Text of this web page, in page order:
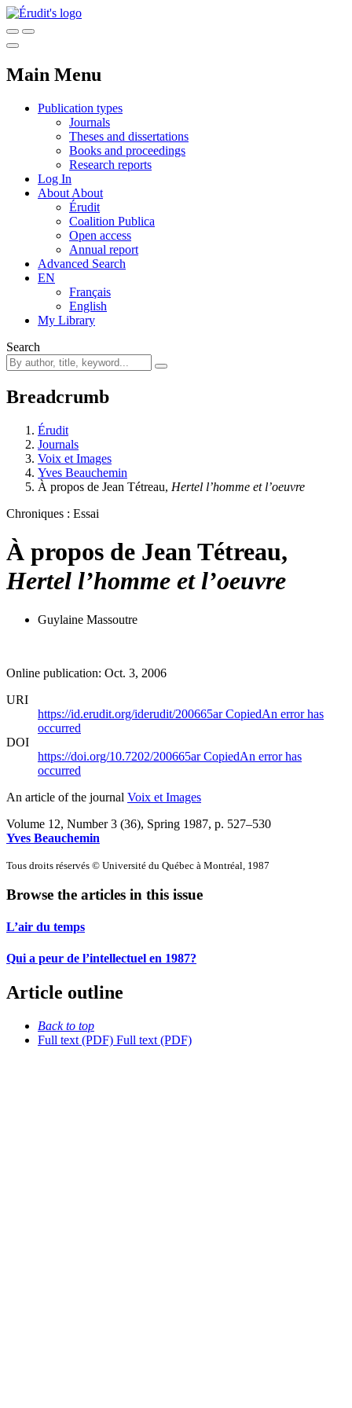
Main Menu
Publication types
Journals
Theses and dissertations
Books and proceedings
Research reports
Log In
About About
Érudit
Coalition Publica
Open access
Annual report
Advanced Search
EN
Français
English
My Library
Search
Breadcrumb
Érudit
Journals
Voix et Images
Yves Beauchemin
À propos de Jean Tétreau, Hertel l’homme et l’oeuvre
Chroniques : Essai
À propos de Jean Tétreau,
Hertel l’homme et l’oeuvre
Guylaine Massoutre
Online publication: Oct. 3, 2006
URI
https://id.erudit.org/iderudit/200665arCopiedAn error has
occurred
DOI
https://doi.org/10.7202/200665arCopiedAn error has
occurred
An article of the journal Voix et Images
Volume 12, Number 3 (36), Spring 1987, p. 527–530
Yves Beauchemin
Tous droits réservés © Université du Québec à Montréal, 1987
Browse the articles in this issue
L’air du temps
Qui a peur de l’intellectuel en 1987?
Article outline
Back to top
Full text (PDF) Full text (PDF)